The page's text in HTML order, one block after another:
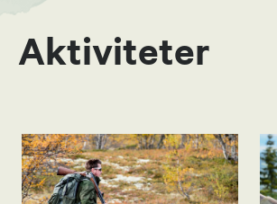
Aktiviteter